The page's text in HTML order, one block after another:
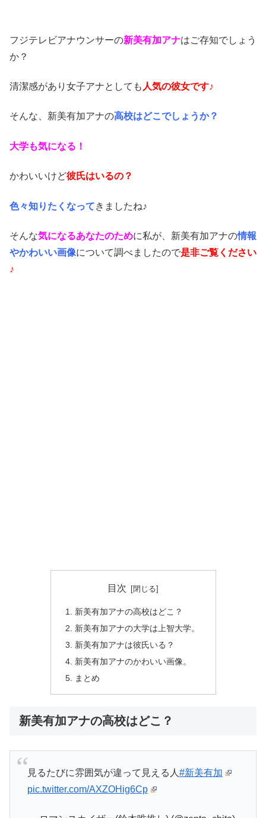
フジテレビアナウンサーの新美有加アナはご存知でしょう
か？
清潔感があり女子アナとしても 人気の彼女です♪
そんな、新美有加アナの高校はどこでしょうか？
大学も気になる！
かわいいけど彼氏はいるの？
色々知りたくなってきましたね♪
そんな気になるあなたのために私が、新美有加アナの情報
やかわいい画像について調べましたので是非ご覧ください
♪
目次
新美有加アナの高校はどこ？
新美有加アナの大学は上智大学。
新美有加アナは彼氏いる？
新美有加アナのかわいい画像。
まとめ
新美有加アナの高校はどこ？
見るたびに雰囲気が違って見える人 #新美有加
pic.twitter.com/AXZOHig6Cp